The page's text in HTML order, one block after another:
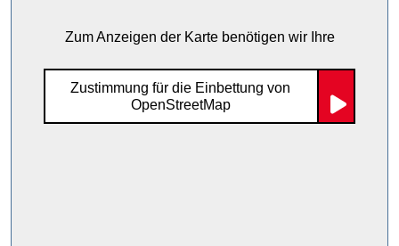
Zum Anzeigen der Karte benötigen wir Ihre
Zustimmung für die Einbettung von
OpenStreetMap